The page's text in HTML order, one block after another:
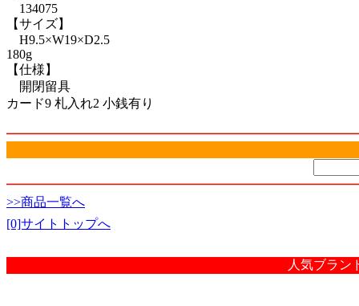
134075
【サイズ】
H9.5×W19×D2.5
180g
【仕様】
開閉留具
カード9 札入れ2 小銭有り
>>商品一覧へ
[0]サイトトップへ
人気ブラン